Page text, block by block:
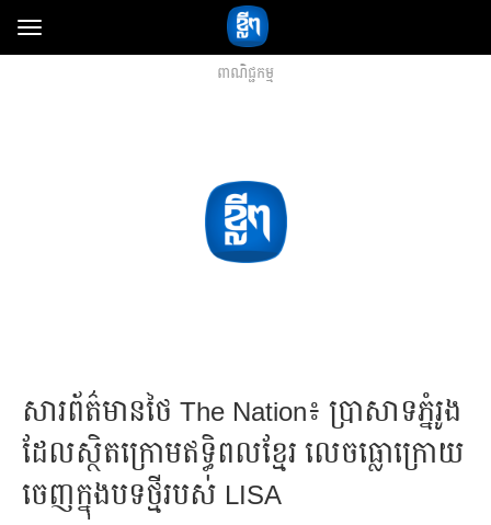
Toggle
navigation
ពាណិជ្ជកម្ម
សារព័ត៌មានថៃ The Nation៖ ប្រាសាទភ្នំរូង​
ដែលស្ថិតក្រោម​ឥទ្ធិពលខ្មែរ លេចធ្លោ​ក្រោយ​
ចេញក្នុងបទថ្មី​របស់ LISA